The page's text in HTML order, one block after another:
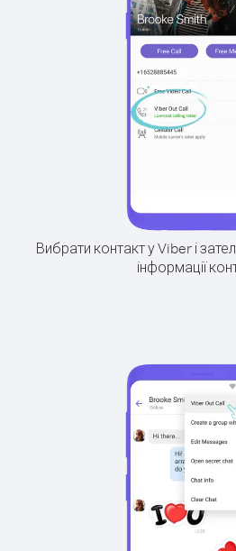
Вибрати контакт у Viber і
інформації